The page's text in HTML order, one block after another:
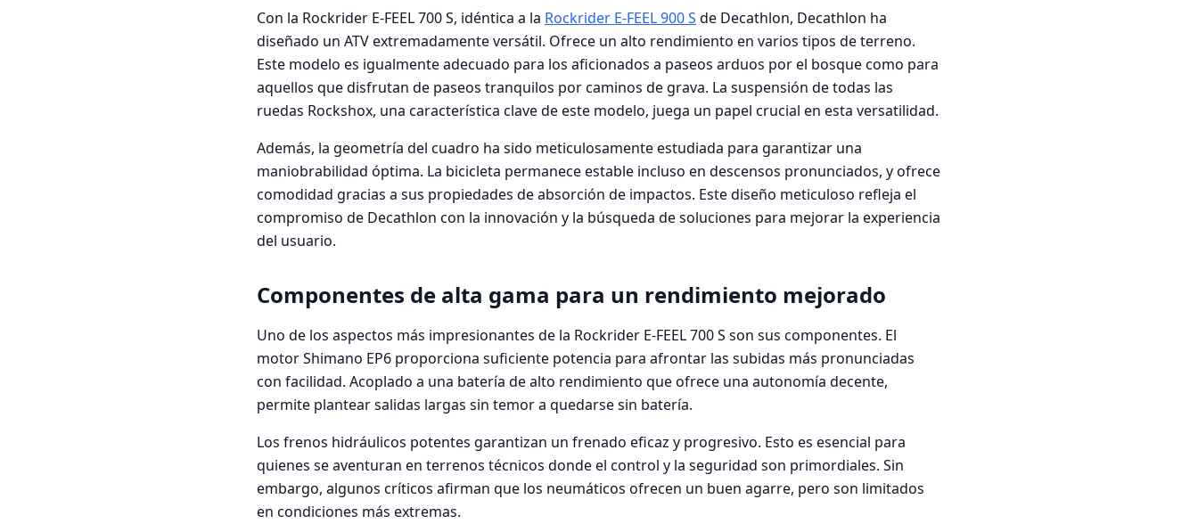
Con la Rockrider E-FEEL 700 S, idéntica a la Rockrider E-FEEL 900 S de Decathlon, Decathlon ha
diseñado un ATV extremadamente versátil. Ofrece un alto rendimiento en varios tipos de terreno.
Este modelo es igualmente adecuado para los aficionados a paseos arduos por el bosque como para
aquellos que disfrutan de paseos tranquilos por caminos de grava. La suspensión de todas las
ruedas Rockshox, una característica clave de este modelo, juega un papel crucial en esta versatilidad.
Además, la geometría del cuadro ha sido meticulosamente estudiada para garantizar una
maniobrabilidad óptima. La bicicleta permanece estable incluso en descensos pronunciados, y ofrece
comodidad gracias a sus propiedades de absorción de impactos. Este diseño meticuloso refleja el
compromiso de Decathlon con la innovación y la búsqueda de soluciones para mejorar la experiencia
del usuario.
Componentes de alta gama para un rendimiento mejorado
Uno de los aspectos más impresionantes de la Rockrider E-FEEL 700 S son sus componentes. El
motor Shimano EP6 proporciona suficiente potencia para afrontar las subidas más pronunciadas
con facilidad. Acoplado a una batería de alto rendimiento que ofrece una autonomía decente,
permite plantear salidas largas sin temor a quedarse sin batería.
Los frenos hidráulicos potentes garantizan un frenado eficaz y progresivo. Esto es esencial para
quienes se aventuran en terrenos técnicos donde el control y la seguridad son primordiales. Sin
embargo, algunos críticos afirman que los neumáticos ofrecen un buen agarre, pero son limitados
en condiciones más extremas.